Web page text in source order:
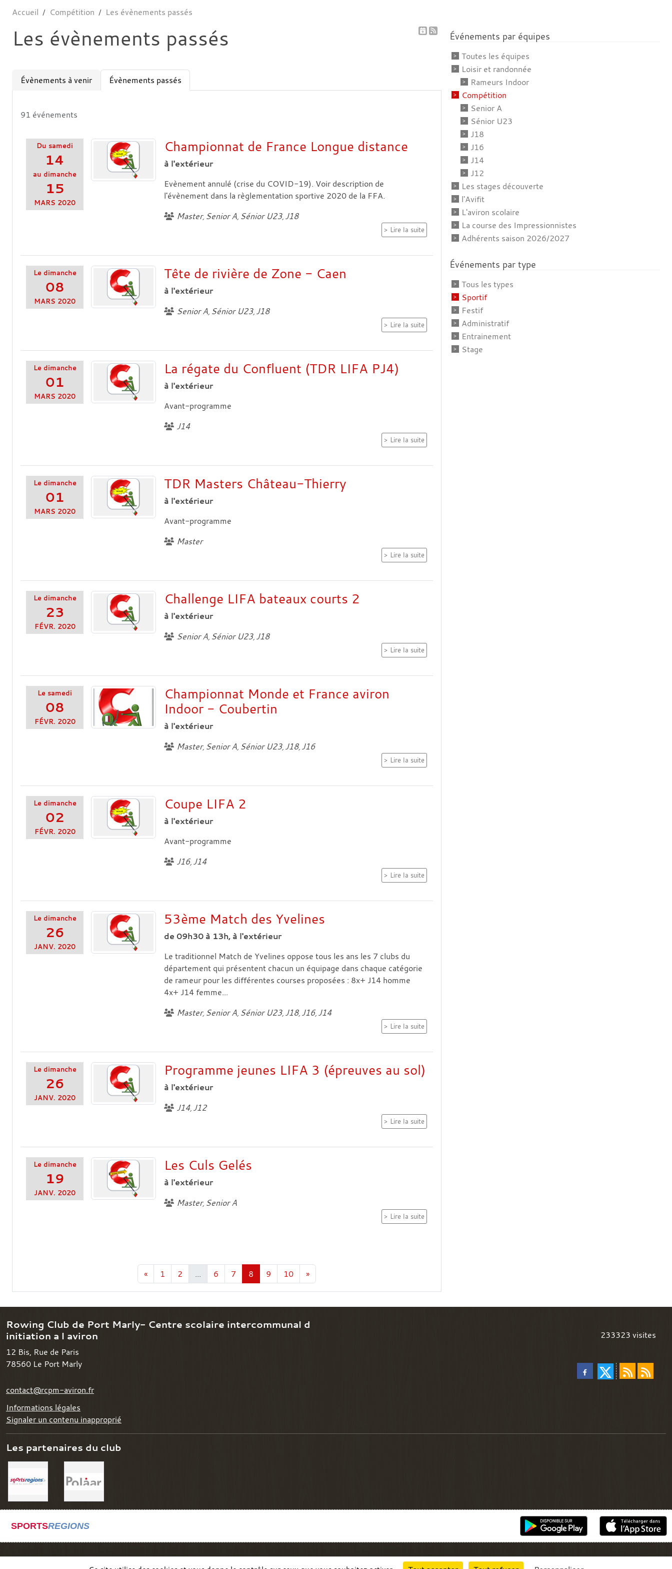
Accueil Compétition Les évènements passés
Les évènements passés
Évènements à venir Évènements passés
91 événements
Du samedi
14
audimanche
15
MARS 2020
Championnat de France Longue distance
à l'extérieur
Evènement annulé (crise du COVID-19). Voir description de
l'évènement dans la règlementation sportive 2020 de la FFA.
Master Senior A Sénior U23 J18
Lire la suite
Le dimanche
08
MARS 2020
Tête de rivière de Zone - Caen
à l'extérieur
Senior A Sénior U23 J18
Lire la suite
Le dimanche
01
MARS 2020
La régate du Confluent (TDR LIFA PJ4)
à l'extérieur
Avant-programme
J14
Lire la suite
Le dimanche
01
MARS 2020
TDR Masters Château-Thierry
à l'extérieur
Avant-programme
Master
Lire la suite
Le dimanche
23
FÉVR. 2020
Challenge LIFA bateaux courts 2
à l'extérieur
Senior A Sénior U23 J18
Lire la suite
Le samedi
08
FÉVR. 2020
Championnat Monde et France aviron
Indoor - Coubertin
à l'extérieur
Master Senior A Sénior U23 J18 J16
Lire la suite
Le dimanche
02
FÉVR. 2020
Coupe LIFA 2
à l'extérieur
Avant-programme
J16 J14
Lire la suite
Le dimanche
26
JANV. 2020
53ème Match des Yvelines
de 09h30 à 13h, à l'extérieur
Le traditionnel Match de Yvelines oppose tous les ans les 7 clubs du
département qui présentent chacun un équipage dans chaque catégorie
de rameur pour les différentes courses proposées : 8x+ J14 homme
4x+ J14 femme...
Master Senior A Sénior U23 J18 J16 J14
Lire la suite
Le dimanche
26
JANV. 2020
Programme jeunes LIFA 3 (épreuves au sol)
à l'extérieur
J14 J12
Lire la suite
Le dimanche
19
JANV. 2020
Les Culs Gelés
à l'extérieur
Master Senior A
Lire la suite
« 1 2 ... 6 7 8 9 10 »
Événements par équipes
Toutes les équipes
Loisir et randonnée
Rameurs Indoor
Compétition
Senior A
Sénior U23
J18
J16
J14
J12
Les stages découverte
l'Avifit
L'aviron scolaire
La course des Impressionnistes
Adhérents saison 2026/2027
Événements par type
Tous les types
Sportif
Festif
Administratif
Entrainement
Stage
Rowing Club de Port Marly- Centre scolaire intercommunal d
initiation a l aviron
12 Bis, Rue de Paris
78560 Le Port Marly
contact@rcpm-aviron.fr
Informations légales
Signaler un contenu inapproprié
233323 visites
Les partenaires du club
SPORTSREGIONS
Gestion des cookies